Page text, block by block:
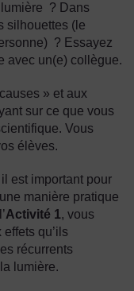
lumière ? Dans
silhouettes (le
? Essayez
avec un(e) collègue.
» et aux
sur ce que vous
Vous
élèves.
est important pour
manière pratique
Activité 1, vous
qu’ils
récurrents
lumière.